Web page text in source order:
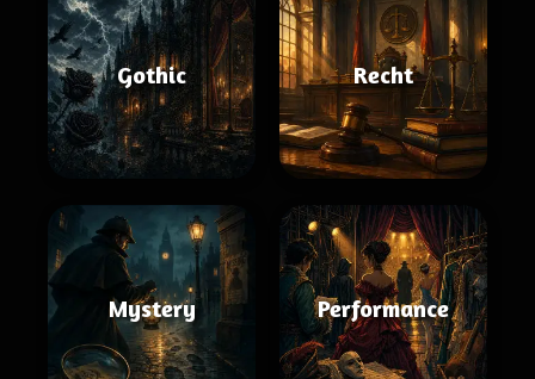
Gothic Recht
Mystery Performance